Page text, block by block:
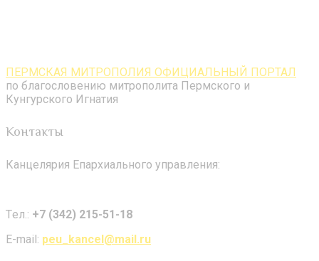
ПЕРМСКАЯ МИТРОПОЛИЯ ОФИЦИАЛЬНЫЙ ПОРТАЛ
по благословению митрополита Пермского и
Кунгурского Игнатия
Контакты
Канцелярия Епархиального управления:
Tел.: +7 (342) 215-51-18
E-mail: peu_kancel@mail.ru